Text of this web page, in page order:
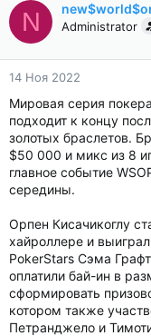
N Administrator
14 Ноя 2022
Мировая серия
подходит к концу
золотых браслетов.
$50 000 и микс из 8
главное событие
середины.
Орпен Кисачикоглу
хайроллере и
PokerStars Сэма
оплатили бай-ин в
сформировать
котором также
Петранджело и